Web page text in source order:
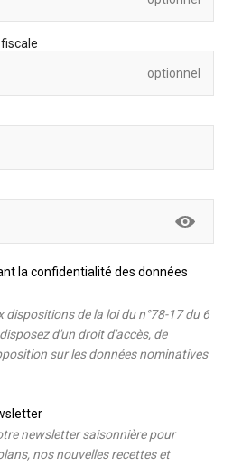
optionnel
la confidentialité des données
dispositions de la loi du n°78-17 du 6
d'un droit d'accès, de
sur les données nominatives
newsletter saisonnière pour
nos nouvelles recettes et